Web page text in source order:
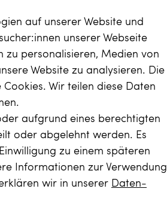
auf unserer Website und
unserer Webseite
zu personalisieren, Medien von
Website zu analysieren. Die
Wir teilen diese Daten
aufgrund eines berechtigten
oder abgelehnt werden. Es
zu einem späteren
Informationen zur Verwendung
wir in unserer Daten­